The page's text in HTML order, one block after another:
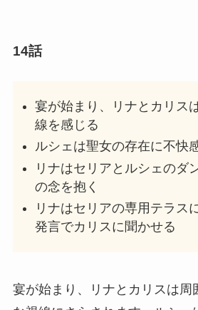
14話
宴が始まり、リナとカリス
線を感じる
ルシェは聖女の存在に不快
リナはセリアとルシェのダ
の念を抱く
リナはセリアの専用テラス
発言でカリスに聞かせる
宴が始まり、リナとカリスは周